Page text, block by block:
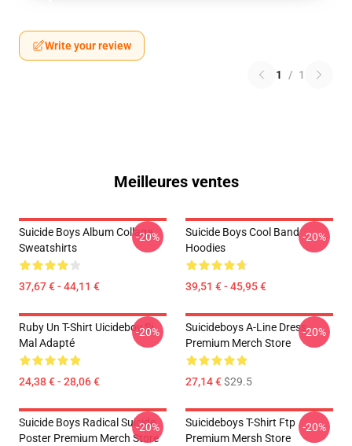
Write your review
1 / 1
Meilleures ventes
Suicide Boys Album Collage
Sweatshirts
37,67 € - 44,11 €
-20%
Suicide Boys Cool Band
Hoodies
39,51 € - 45,95 €
-20%
Ruby Un T-Shirt Uicideboy Si
Mal Adapté
24,38 € - 28,06 €
-20%
Suicideboys A-Line Dress
Premium Merch Store
27,14 €$29.5
-20%
Suicide Boys Radical Suicide
Poster Premium Merch Store
-20%
Suicideboys T-Shirt Ftp
Premium Mersh Store
-20%